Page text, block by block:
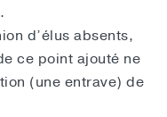
d’élus absents,
ce point ajouté ne
(une entrave) de